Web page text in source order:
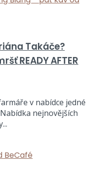
Takáče?
READY AFTER
v nabídce jedné
nejnovějších